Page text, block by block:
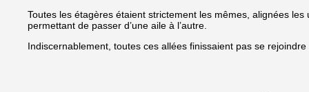
Toutes les étagères étaient strictement les mêmes, alignées
permettant de passer d’une aile à l’autre.
Indiscernablement, toutes ces allées finissaient pas se